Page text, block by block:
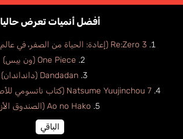
أفضل أنميات تعرض حاليا
Re:Zero 3 (إعادة: الحياة من الصفر، في عالم أخر الموسم الثالث)
One Piece (ون بيس)
Dandadan (دانداندان)
Natsume Yuujinchou 7 (كتاب ناتسومي للأصدقاء الموسم السابع)
Ao no Hako (الصندوق الأزرق)
الباقي